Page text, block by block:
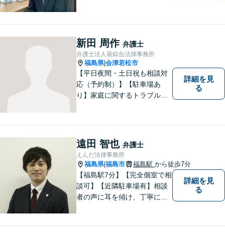
原動力です。トラブルがより
複雑化してしまう前に、ぜひ
お気軽にご連絡ください。
新田 周作 弁護士
弁護士法人葵綜合法律事務所
福島県|会津若松市
【平日夜間・土日祝も相談対
応（予約制）】【駐車場あ
り】家庭に関するトラブルか
詳細を見
る
遠田 智也 弁護士
えんだ法律事務所
福島県|福島市 福島駅 から徒歩7分
【福島駅7分】【完全個室で相
談可】【近隣駐車場有】相談
者の声に耳を傾け、丁寧にわ
詳細を見
る